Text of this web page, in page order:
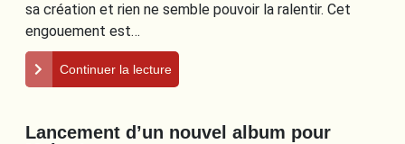
sa création et rien ne semble pouvoir la ralentir. Cet
engouement est…
Continuer la lecture
Lancement d’un nouvel album pour